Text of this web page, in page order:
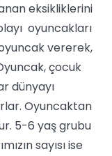
eksikliklerini
oyuncakları
vererek,
çocuk
dünyayı
Oyuncaktan
5-6 yaş grubu
sayısı ise